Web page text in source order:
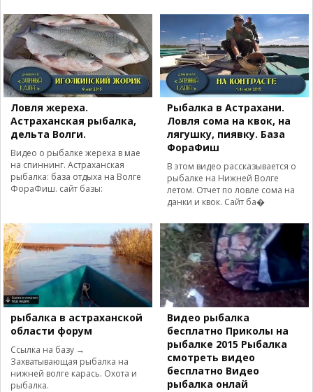
Ловля жереха.
Астраханская рыбалка,
дельта Волги.
Видео о рыбалке жереха в мае
на спиннинг. Астраханская
рыбалка: база отдыха на Волге
ФораФиш. сайт базы:
Рыбалка в Астрахани.
Ловля сома на квок, на
лягушку, пиявку. База
ФораФиш
В этом видео рассказывается о
рыбалке на Нижней Волге
летом. Отчет по ловле сома на
данки и квок. Сайт ба�
рыбалка в астраханской
области форум
Ссылка на базу →
Захватывающая рыбалка на
нижней волге карась. Охота и
рыбалка.
Видео рыбалка
бесплатно Приколы на
рыбалке 2015 Рыбалка
смотреть видео
бесплатно Видео
рыбалка онлай